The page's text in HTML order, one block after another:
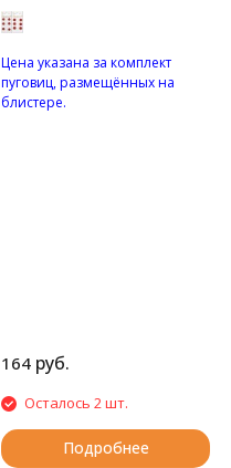
Цена указана за комплект
пуговиц, размещённых на
блистере.
164 руб.
Осталось 2 шт.
Подробнее